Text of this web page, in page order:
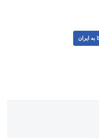
به ایران